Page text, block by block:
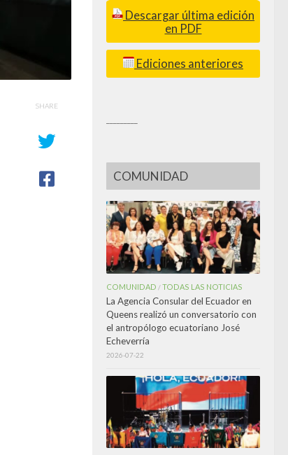
SHARE
Descargar última edición
en PDF
Ediciones anteriores
COMUNIDAD
COMUNIDAD /TODAS LAS NOTICIAS
La Agencia Consular del Ecuador en
Queens realizó un conversatorio con
el antropólogo ecuatoriano José
Echeverría
2026-07-22